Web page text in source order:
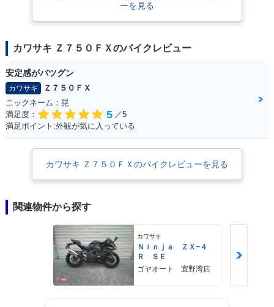
ーを見る
カワサキ Ｚ７５０ＦＸのバイクレビュー
安定感がバツグン
カワサキ
Ｚ７５０ＦＸ
ニックネーム：晃
満足度：
5 ／5
満足ポイント:外観が気に入っている
カワサキ Ｚ７５０ＦＸのバイクレビューを見る
関連物件から探す
カワサキ
Ｎｉｎｊａ ＺＸ−４
Ｒ ＳＥ
ゴヤオート 宜野湾店